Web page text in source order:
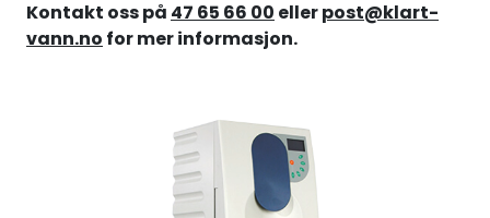
Kontakt oss på 47 65 66 00 ellerpost@klart-
vann.no for mer informasjon.